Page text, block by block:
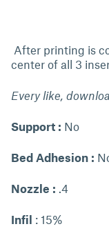
After printing is
center of all 3
Every like,
Support : No
Bed Adhesion :
Nozzle : .4
Infil : 15%